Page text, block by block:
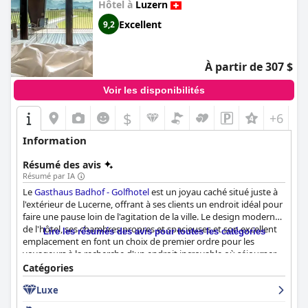
Hôtel à Luzern
9,2 Excellent
À partir de 307 $
Voir les disponibilités
$ +6
Information
Résumé des avis
Résumé par IA
LeGasthaus Badhof - Golfhotelest un joyau caché situé juste à
l'extérieur de Lucerne, offrant à ses clients un endroit idéal pour
faire une pause loin de l'agitation de la ville. Le design moderne
de l'hôtel, ses chambres propres et spacieuses et son excellent
emplacement en font un choix de premier ordre pour les
voyageurs à la recherche d'un endroit incroyable où séjourner.
Les clients ne tarissent pas d'éloges sur le « schmackhaftem
Essen » et le « leckeres Abendessen » du restaurant, beaucoup
le qualifiant de « magnifique ». Les chambres d'hôtel reçoivent
des notes élevées de la part des clients qui sont impressionnés
Lire les résumés des avis pour toutes les catégories
Catégories
Luxe